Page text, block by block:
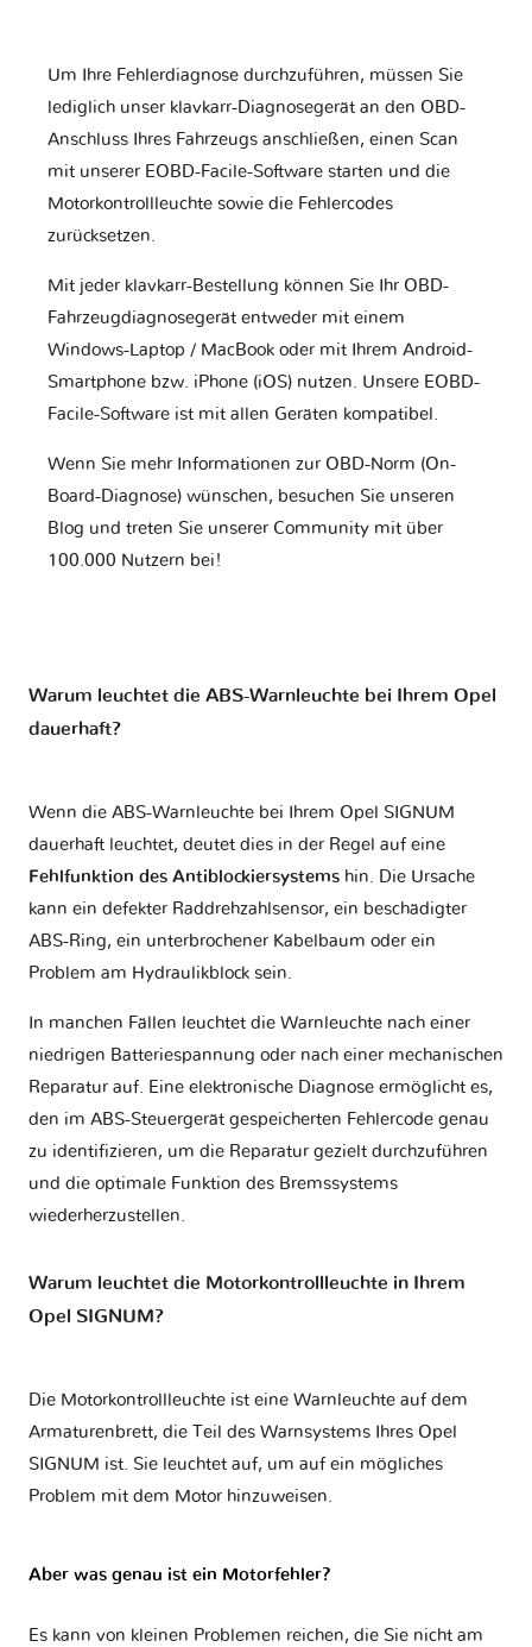
Um Ihre Fehlerdiagnose durchzuführen, müssen Sie
lediglich unser klavkarr-Diagnosegerät an den OBD-
Anschluss Ihres Fahrzeugs anschließen, einen Scan
mit unserer EOBD-Facile-Software starten und die
Motorkontrollleuchte sowie die Fehlercodes
zurücksetzen.
Mit jeder klavkarr-Bestellung können Sie Ihr OBD-
Fahrzeugdiagnosegerät entweder mit einem
Windows-Laptop / MacBook oder mit Ihrem Android-
Smartphone bzw. iPhone (iOS) nutzen. Unsere EOBD-
Facile-Software ist mit allen Geräten kompatibel.
Wenn Sie mehr Informationen zur OBD-Norm (On-
Board-Diagnose) wünschen, besuchen Sie unseren
Blog und treten Sie unserer Community mit über
100.000 Nutzern bei!
Warum leuchtet die ABS-Warnleuchte bei Ihrem Opel
dauerhaft?
Wenn die ABS-Warnleuchte bei Ihrem Opel SIGNUM
dauerhaft leuchtet, deutet dies in der Regel auf eine
Fehlfunktion des Antiblockiersystems hin. Die Ursache
kann ein defekter Raddrehzahlsensor, ein beschädigter
ABS-Ring, ein unterbrochener Kabelbaum oder ein
Problem am Hydraulikblock sein.
In manchen Fällen leuchtet die Warnleuchte nach einer
niedrigen Batteriespannung oder nach einer mechanischen
Reparatur auf. Eine elektronische Diagnose ermöglicht es,
den im ABS-Steuergerät gespeicherten Fehlercode genau
zu identifizieren, um die Reparatur gezielt durchzuführen
und die optimale Funktion des Bremssystems
wiederherzustellen.
Warum leuchtet die Motorkontrollleuchte in Ihrem
Opel SIGNUM?
Die Motorkontrollleuchte ist eine Warnleuchte auf dem
Armaturenbrett, die Teil des Warnsystems Ihres Opel
SIGNUM ist. Sie leuchtet auf, um auf ein mögliches
Problem mit dem Motor hinzuweisen.
Aber was genau ist ein Motorfehler?
Es kann von kleinen Problemen reichen, die Sie nicht am